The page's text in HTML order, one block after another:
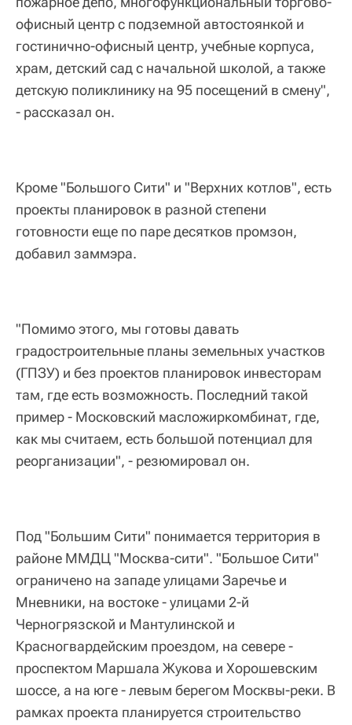
офисный центр с подземной автостоянкой и
гостинично-офисный центр, учебные корпуса,
храм, детский сад с начальной школой, а также
детскую поликлинику на 95 посещений в смену",
- рассказал он.
Кроме "Большого Сити" и "Верхних котлов", есть
проекты планировок в разной степени
готовности еще по паре десятков промзон,
добавил заммэра.
"Помимо этого, мы готовы давать
градостроительные планы земельных участков
(ГПЗУ) и без проектов планировок инвесторам
там, где есть возможность. Последний такой
пример - Московский масложиркомбинат, где,
как мы считаем, есть большой потенциал для
реорганизации", - резюмировал он.
Под "Большим Сити" понимается территория в
районе ММДЦ "Москва-сити". "Большое Сити"
ограничено на западе улицами Заречье и
Мневники, на востоке - улицами 2-й
Черногрязской и Мантулинской и
Красногвардейским проездом, на севере -
проспектом Маршала Жукова и Хорошевским
шоссе, а на юге - левым берегом Москвы-реки. В
рамках проекта планируется строительство